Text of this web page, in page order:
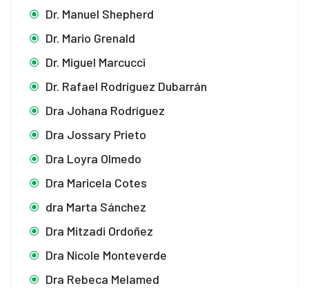
Dr. Manuel Shepherd
Dr. Mario Grenald
Dr. Miguel Marcucci
Dr. Rafael Rodríguez Dubarrán
Dra Johana Rodríguez
Dra Jossary Prieto
Dra Loyra Olmedo
Dra Maricela Cotes
dra Marta Sánchez
Dra Mitzadi Ordoñez
Dra Nicole Monteverde
Dra Rebeca Melamed